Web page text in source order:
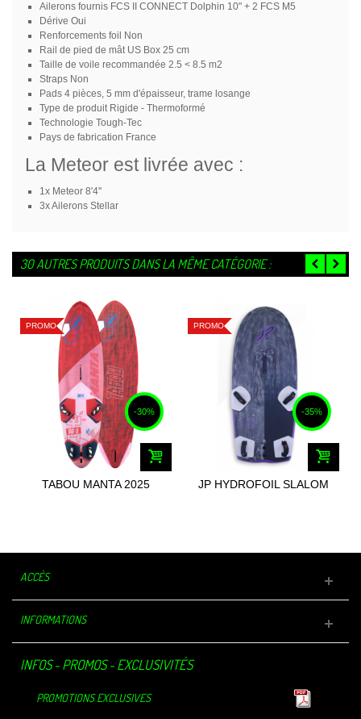
Ailerons fournis FCS II CONNECT Dolphin 10" + 2 FCS M5
Dérive Oui
Renforcements foil
Non
Rail de pied de mât US Box 25 cm
Taille de voile recommandée 2.5 < 8.5 m2
Straps Non
Pads 4 pièces, 5 mm d'épaisseur, trame losange
Type de produit Rigide - Thermoformé
Technologie Tough-Tec
Pays de fabrication France
La Meteor est livrée avec :
1x Meteor 8'4''
3x Ailerons Stellar
30 AUTRES PRODUITS DANS LA MÊME CATÉGORIE :
PROMO
-30%
TABOU MANTA 2025
PROMO
-35%
JP HYDROFOIL SLALOM
ACCÈS
INFORMATIONS
INFOS - PROMOS - EXCLUSIVITÉS
PROMOTIONS EXCLUSIVES